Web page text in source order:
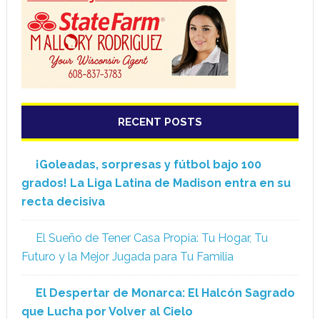
RECENT POSTS
¡Goleadas, sorpresas y fútbol bajo 100
grados! La Liga Latina de Madison entra en su
recta decisiva
El Sueño de Tener Casa Propia: Tu Hogar, Tu
Futuro y la Mejor Jugada para Tu Familia
El Despertar de Monarca: El Halcón Sagrado
que Lucha por Volver al Cielo